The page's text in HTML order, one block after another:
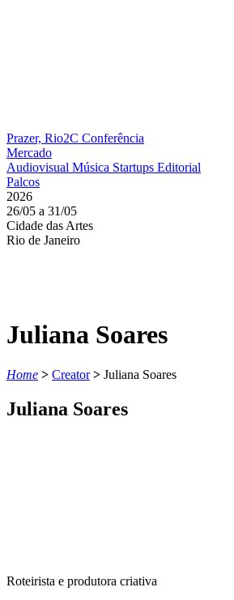
Prazer, Rio2C Conferência
Mercado
Audiovisual Música Startups Editorial
Palcos
2026
26/05 a 31/05
Cidade das Artes
Rio de Janeiro
Juliana Soares
Home > Creator > Juliana Soares
Juliana Soares
Roteirista e produtora criativa